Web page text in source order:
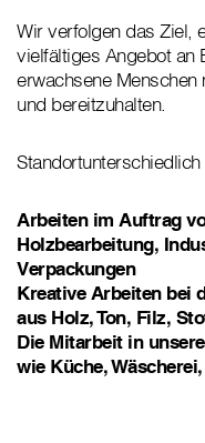
Wir verfolgen das Ziel,
vielfältiges Angebot an
erwachsene
und bereitzuhalten.
Arbeiten im Auftrag
Holzbearbeitung,
Verpackungen
Kreative Arbeiten bei
aus Holz, Ton, Filz,
Die Mitarbeit in
wie Küche,